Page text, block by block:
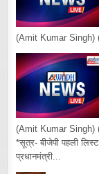
(Amit Kumar Singh)
(Amit Kumar Singh)
*सूत्र- बीजेपी पहली
प्रधानमंत्री...